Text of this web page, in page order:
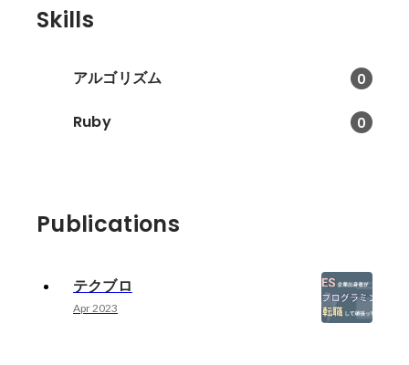
Skills
アルゴリズム 0
Ruby 0
Publications
テクブロ
Apr 2023